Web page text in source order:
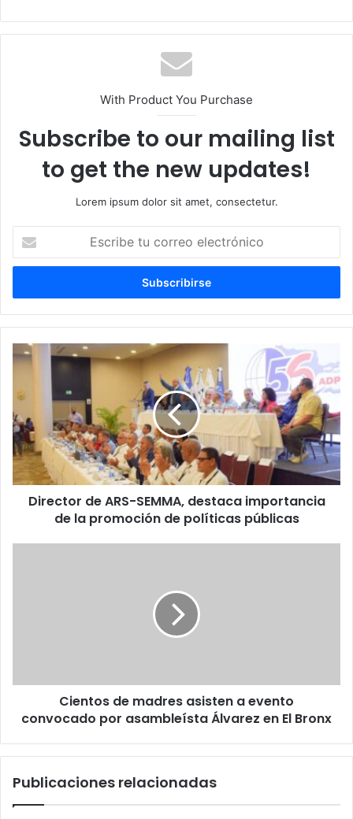
With Product You Purchase
Subscribe to our mailing list
to get the new updates!
Lorem ipsum dolor sit amet, consectetur.
correo
Director
SEMMA,
destaca
importancia
de
promoción
Director de ARS-SEMMA, destaca importancia
de la promoción de políticas públicas
asambleísta
en
Cientos de madres asisten a evento
convocado por asambleísta Álvarez en El Bronx
Publicaciones relacionadas